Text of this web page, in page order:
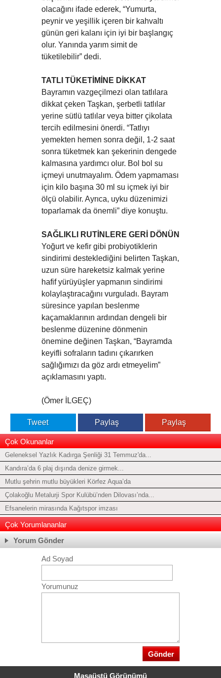
olacağını ifade ederek, “Yumurta,
peynir ve yeşillik içeren bir kahvaltı
günün geri kalanı için iyi bir başlangıç
olur. Yanında yarım simit de
tüketilebilir” dedi.
TATLI TÜKETİMİNE DİKKAT
Bayramın vazgeçilmezi olan tatlılara
dikkat çeken Taşkan, şerbetli tatlılar
yerine sütlü tatlılar veya bitter çikolata
tercih edilmesini önerdi. “Tatlıyı
yemekten hemen sonra değil, 1-2 saat
sonra tüketmek kan şekerinin dengede
kalmasına yardımcı olur. Bol bol su
içmeyi unutmayalım. Ödem yapmaması
için kilo başına 30 ml su içmek iyi bir
ölçü olabilir. Ayrıca, uyku düzenimizi
toparlamak da önemli” diye konuştu.
SAĞLIKLI RUTİNLERE GERİ DÖNÜN
Yoğurt ve kefir gibi probiyotiklerin
sindirimi desteklediğini belirten Taşkan,
uzun süre hareketsiz kalmak yerine
hafif yürüyüşler yapmanın sindirimi
kolaylaştıracağını vurguladı. Bayram
süresince yapılan beslenme
kaçamaklarının ardından dengeli bir
beslenme düzenine dönmenin
önemine değinen Taşkan, “Bayramda
keyifli sofraların tadını çıkarırken
sağlığımızı da göz ardı etmeyelim”
açıklamasını yaptı.
(Ömer İLGEÇ)
Tweet Paylaş Paylaş
Çok Okunanlar
Geleneksel Yazlık Kadırga Şenliği 31 Temmuz'da...
Kandıra’da 6 plaj dışında denize girmek...
Mutlu şehrin mutlu büyükleri Körfez Aqua’da
Çolakoğlu Metalurji Spor Kulübü’nden Dilovası’nda...
Efsanelerin mirasında Kağıtspor imzası
Çok Yorumlananlar
Yorum Gönder
Ad Soyad
Yorumunuz
Masaüstü Görünümü